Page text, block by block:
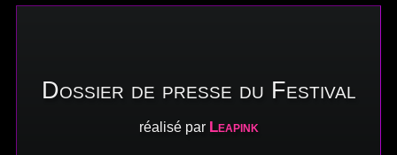
Dossier de presse du Festival
réalisé par Leapink